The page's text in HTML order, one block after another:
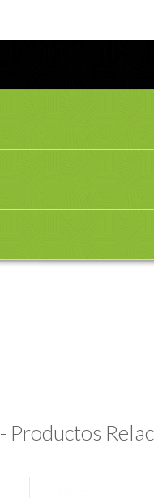
- Productos